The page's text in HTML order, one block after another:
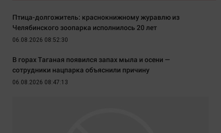
Птица-долгожитель: краснокнижному журавлю из
Челябинского зоопарка исполнилось 20 лет
06.08.2026 08:52:30
В горах Таганая появился запах мыла и осени —
сотрудники нацпарка объяснили причину
06.08.2026 08:47:13